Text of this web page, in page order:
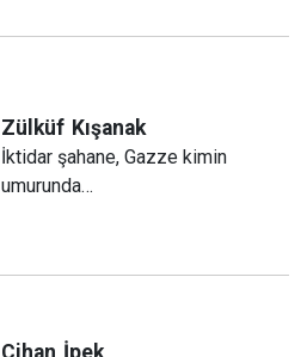
Zülküf Kışanak
İktidar şahane, Gazze kimin
umurunda…
Cihan İpek